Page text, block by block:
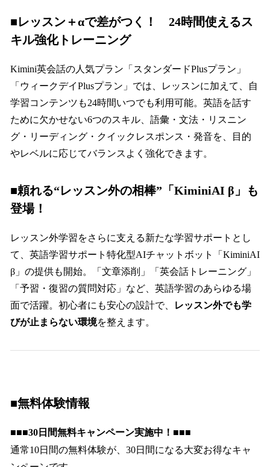
■レッスン＋αで差がつく！ 24時間使えるス
キル強化トレーニング
Kimini英会話の人気プラン「スタンダードPlusプラン」
「ウィークデイPlusプラン」では、レッスンに加えて、自
学習コンテンツも24時間いつでも利用可能。英語を話す
ために欠かせない6つのスキル、語彙・文法・リスニン
グ・リーディング・クイックレスポンス・発音を、目的
やレベルに応じてバランスよく強化できます。
■頼れる“レッスン外の相棒”「KiminiAI β」も
登場！
レッスン外学習をさらに支える新たな学習サポートとし
て、英語学習サポート特化型AIチャットボット「KiminiAI
β」の提供も開始。「文章添削」「英会話トレーニング」
「予習・復習の質問対応」など、英語学習のあらゆる場
面で活躍。初心者にも安心の設計で、
レッスン外でも学
びが止まらない環境を整えます。
■無料体験情報
■■■30日間無料キャンペーン実施中！■■■
通常10日間の無料体験が、30日間になる大変お得なキャ